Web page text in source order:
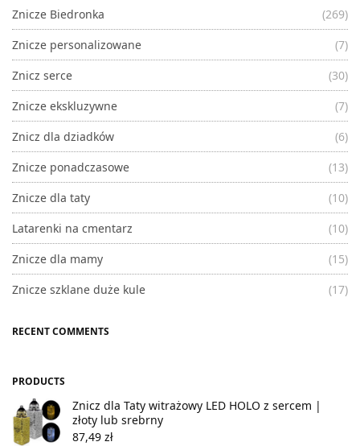
Znicze Biedronka
(269)
Znicze personalizowane
(7)
Znicz serce
(30)
Znicze ekskluzywne
(7)
Znicz dla dziadków
(6)
Znicze ponadczasowe
(13)
Znicze dla taty
(10)
Latarenki na cmentarz
(10)
Znicze dla mamy
(15)
Znicze szklane duże kule
(17)
RECENT COMMENTS
PRODUCTS
Znicz dla Taty witrażowy LED HOLO z sercem |
złoty lub srebrny
87,49 zł